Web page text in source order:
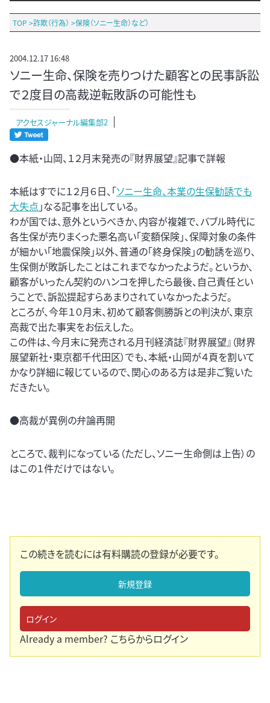
TOP >詐欺（行為） >保険（ソニー生命）など）
2004.12.17 16:48
ソニー生命、保険を売りつけた顧客との民事訴訟
で２度目の高裁逆転敗訴の可能性も
アクセスジャーナル編集部2
●本紙・山岡、１２月末発売の『財界展望』記事で詳報
本紙はすでに１２月６日、「ソニー生命、本業の生保勧誘でも
大失点 」なる記事を出している。
わが国では、意外というべきか、内容が複雑で、バブル時代に
各生保が売りまくった悪名高い「変額保険」、保障対象の条件
が細かい「地震保険」以外、普通の「終身保険」の勧誘を巡り、
生保側が敗訴したことはこれまでなかったようだ。というか、
顧客がいったん契約のハンコを押したら最後、自己責任とい
うことで、訴訟提起すらあまりされていなかったようだ。
ところが、今年１０月末、初めて顧客側勝訴との判決が、東京
高裁で出た事実をお伝えした。
この件は、今月末に発売される月刊経済誌『財界展望』（財界
展望新社・東京都千代田区）でも、本紙・山岡が４頁を割いて
かなり詳細に報じているので、関心のある方は是非ご覧いた
だきたい。
●高裁が異例の弁論再開
ところで、裁判になっている（ただし、ソニー生命側は上告）の
はこの１件だけではない。
この続きを読むには有料購読の登録が必要です。
新規登録
ログイン
Already a member? こちらからログイン